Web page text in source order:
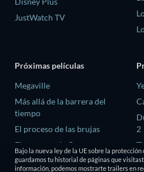
JustWatch TV
Próximas películas
Megaville
Más allá de la barrera del
tiempo
El proceso de las brujas
El ex-preso de Corea
The Trace We Leave Behind
2
Bajo la nueva ley de la UE sobre la
guardamos tu historial de páginas que
información, podemos mostrarte trailers en